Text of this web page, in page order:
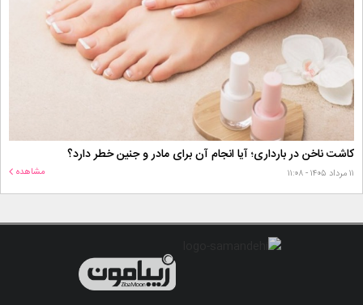
کاشت ناخن در بارداری؛ آیا انجام آن برای مادر و جنین خطر دارد؟
۱۱ مرداد ۱۴۰۵ - ۱۱:۰۸ مشاهده